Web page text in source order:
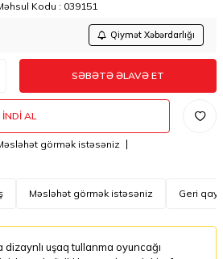
Kodu : 039151
Qiymət Xəbərdarlığı
SƏBƏTƏ ƏLAVƏ ET
İNDI AL
görmək istəsəniz
Məsləhət görmək istəsəniz Geri
dizaynlı uşaq tullanma oyuncağı